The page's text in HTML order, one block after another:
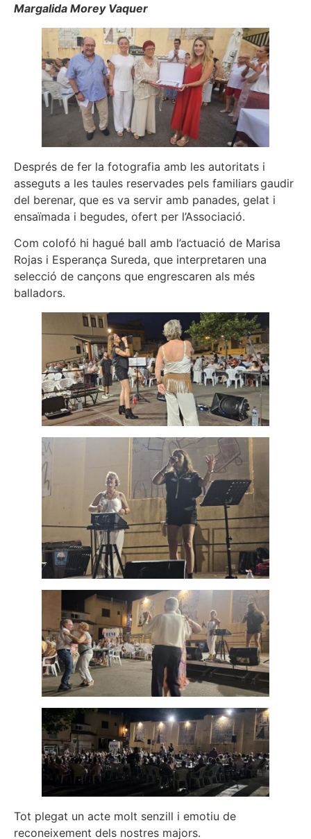
Margalida Morey Vaquer
Després de fer la fotografia amb les autoritats i
asseguts a les taules reservades pels familiars gaudir
del berenar, que es va servir amb panades, gelat i
ensaïmada i begudes, ofert per l’Associació.
Com colofó hi hagué ball amb l’actuació de Marisa
Rojas i Esperança Sureda, que interpretaren una
selecció de cançons que engrescaren als més
balladors.
Tot plegat un acte molt senzill i emotiu de
reconeixement dels nostres majors.